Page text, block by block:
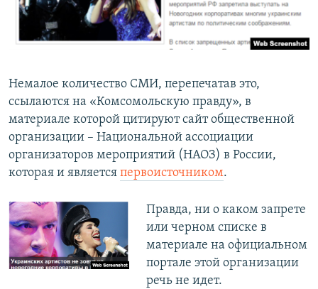
Немалое количество СМИ, перепечатав это,
ссылаются на «Комсомольскую правду», в
материале которой цитируют сайт общественной
организации – Национальной ассоциации
организаторов мероприятий (НАОЗ) в России,
которая и является первоисточником.
Правда, ни о каком запрете
или черном списке в
материале на официальном
портале этой организации
речь не идет.